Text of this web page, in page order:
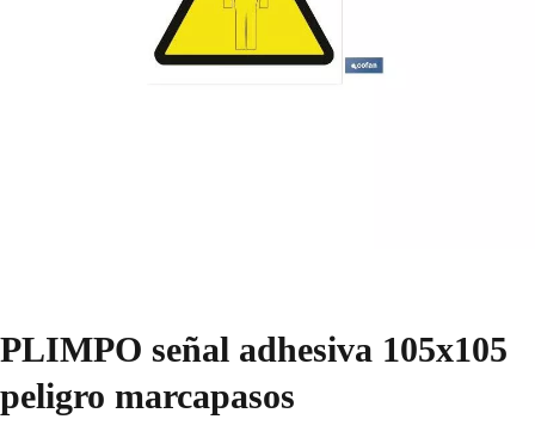
PLIMPO señal adhesiva 105x105
peligro marcapasos